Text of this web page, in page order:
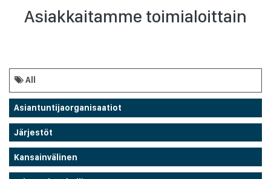
Asiakkaitamme toimialoittain
All
Asiantuntijaorganisaatiot
Järjestöt
Kansainvälinen